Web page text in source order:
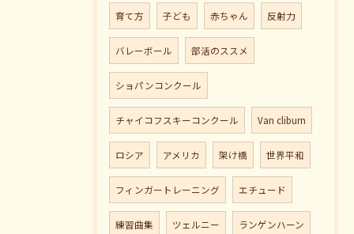
育て方 子ども 赤ちゃん 反射力
バレーボール 部活のススメ
ショパンコンクール
チャイコフスキーコンクール Van cliburn
ロシア アメリカ 架け橋 世界平和
フィンガートレーニング エチュード
練習曲集 ツェルニー ランゲンハーン